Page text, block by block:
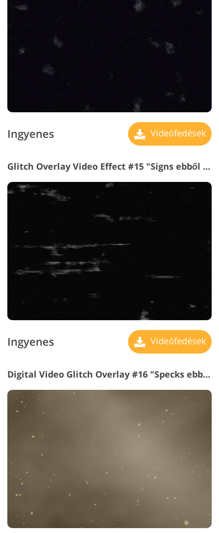
Ingyenes Videófedések
Glitch Overlay Video Effect #15 "Signs ebből Time"
Ingyenes Videófedések
Digital Video Glitch Overlay #16 "Specks ebből Light"